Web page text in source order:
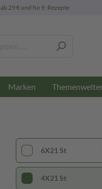
ab 29 € und für E-Rezepte
Marken
6X21 St
4X21 St